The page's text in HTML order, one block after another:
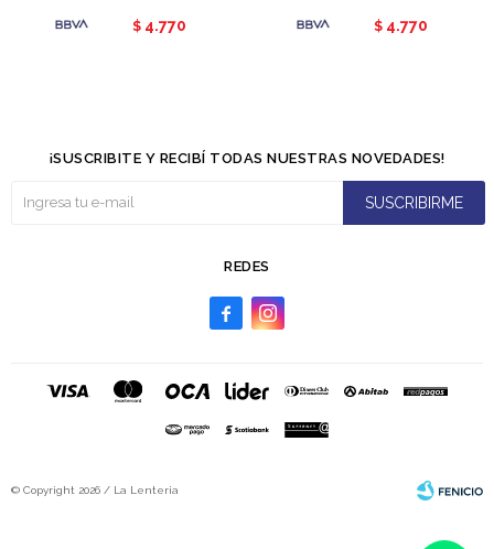
$ 4.770 $ 4.770
REDES
 
¡SUSCRIBITE Y RECIBÍ TODAS NUESTRAS NOVEDADES!
SUSCRIBIRME
© Copyright 2026 / La Lenteria